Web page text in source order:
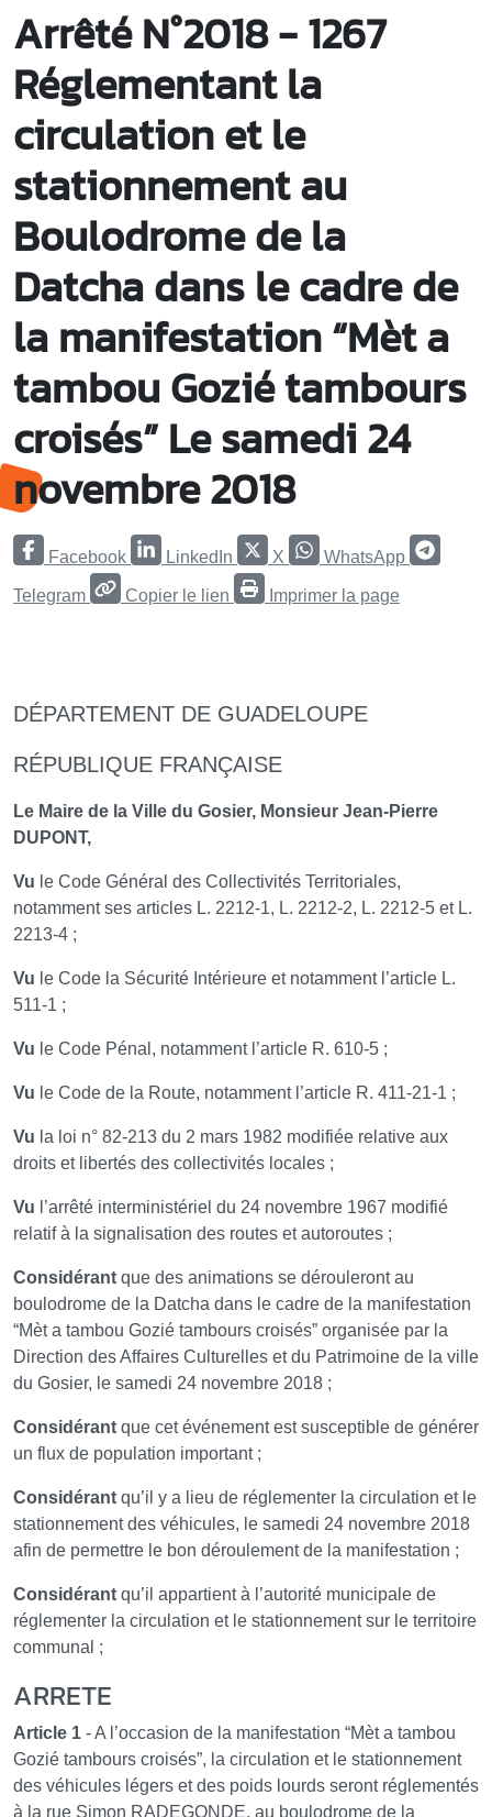
Arrêté N°2018 - 1267
Réglementant la
circulation et le
stationnement au
Boulodrome de la
Datcha dans le cadre de
la manifestation “Mèt a
tambou Gozié tambours
croisés” Le samedi 24
novembre 2018
Facebook LinkedIn X WhatsApp
Telegram Copier le lien Imprimer la page
DÉPARTEMENT DE GUADELOUPE
RÉPUBLIQUE FRANÇAISE
Le Maire de la Ville du Gosier, Monsieur Jean-Pierre
DUPONT,
Vu le Code Général des Collectivités Territoriales,
notamment ses articles L. 2212-1, L. 2212-2, L. 2212-5 et L.
2213-4 ;
Vu le Code la Sécurité Intérieure et notamment l’article L.
511-1 ;
Vu le Code Pénal, notamment l’article R. 610-5 ;
Vu le Code de la Route, notamment l’article R. 411-21-1 ;
Vu la loi n° 82-213 du 2 mars 1982 modifiée relative aux
droits et libertés des collectivités locales ;
Vu l’arrêté interministériel du 24 novembre 1967 modifié
relatif à la signalisation des routes et autoroutes ;
Considérant que des animations se dérouleront au
boulodrome de la Datcha dans le cadre de la manifestation
“Mèt a tambou Gozié tambours croisés” organisée par la
Direction des Affaires Culturelles et du Patrimoine de la ville
du Gosier, le samedi 24 novembre 2018 ;
Considérant que cet événement est susceptible de générer
un flux de population important ;
Considérant qu’il y a lieu de réglementer la circulation et le
stationnement des véhicules, le samedi 24 novembre 2018
afin de permettre le bon déroulement de la manifestation ;
Considérant qu’il appartient à l’autorité municipale de
réglementer la circulation et le stationnement sur le territoire
communal ;
ARRETE
Article 1 - A l’occasion de la manifestation “Mèt a tambou
Gozié tambours croisés”, la circulation et le stationnement
des véhicules légers et des poids lourds seront réglementés
à la rue Simon RADEGONDE, au boulodrome de la